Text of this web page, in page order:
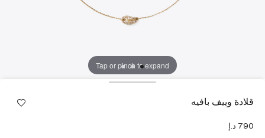
Tap or pinch to expand
قلادة وييف بافيه